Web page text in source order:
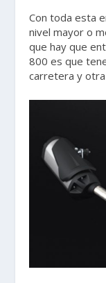
Con toda esta
nivel mayor o
que hay que
800 es que
carretera y